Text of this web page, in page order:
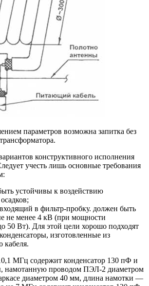
параметров возможна запитка без
конструктивного исполнения
учесть лишь основные требования
устойчивы к воздействию
в фильтр-пробку. должен быть
не менее 4 кВ (при мощности
50 Вт). Для этой цели хорошо подходят
изготовленные из
кабеля.
МГц содержит конденсатор 130 пФ и
намотанную проводом ПЭЛ-2 диаметром
диаметром 40 мм, длина намотки —